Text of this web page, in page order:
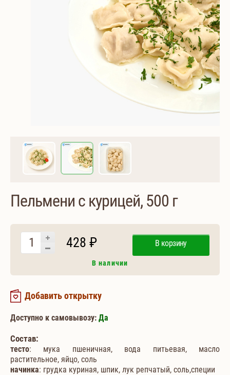
Пельмени с курицей, 500 г
428 ₽ В корзину
В наличии
Добавить открытку
Доступно к самовывозу: Да
Состав:
тесто: мука пшеничная, вода питьевая, масло
растительное, яйцо, соль
начинка: грудка куриная, шпик, лук репчатый, соль,специи